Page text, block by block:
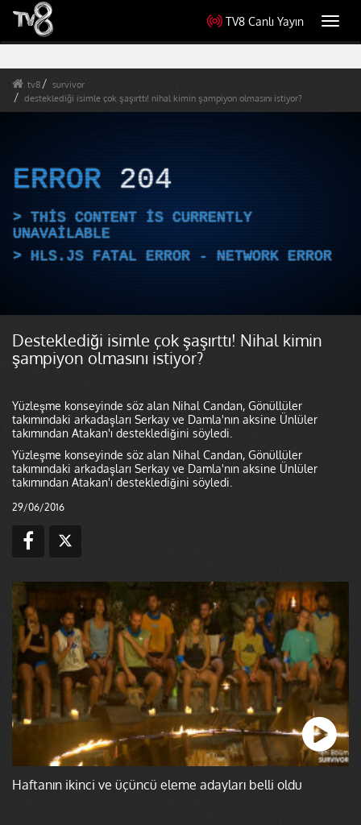
TV8 Canlı Yayın
tv8
survivor
desteklediği isimle çok şaşırttı! nihal kimin şampiyon olmasını istiyor?
ERROR 204
THIS CONTENT IS CURRENTLY
UNAVAILABLE
HLS.JS FATAL ERROR - NETWORK ERROR
Desteklediği isimle çok şaşırttı! Nihal kimin
şampiyon olmasını istiyor?
Yüzleşme konseyinde söz alan Nihal Candan, Gönüllüler
takımındaki arkadaşları Serkay ve Damla'nın aksine Ünlüler
takımından Atakan'ı desteklediğini söyledi.
Yüzleşme konseyinde söz alan Nihal Candan, Gönüllüler
takımındaki arkadaşları Serkay ve Damla'nın aksine Ünlüler
takımından Atakan'ı desteklediğini söyledi.
29/06/2016
Haftanın ikinci ve üçüncü eleme adayları belli oldu